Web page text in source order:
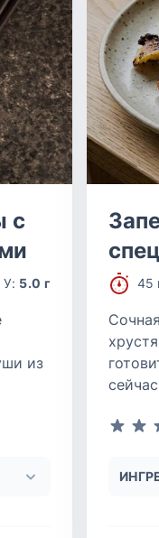
с
У: 5.0 г
из
45